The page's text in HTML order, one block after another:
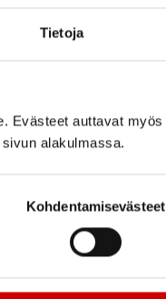
Tietoja
Evästeet auttavat myös
alakulmassa.
Kohdentamisevästeet
Arjessa usein
/ STARTA TESTET